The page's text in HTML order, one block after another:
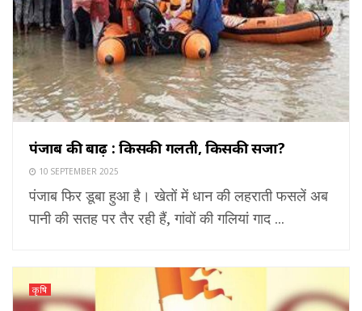
पंजाब की बाढ़ : किसकी गलती, किसकी सजा?
10 SEPTEMBER 2025
पंजाब फिर डूबा हुआ है। खेतों में धान की लहराती फसलें अब
पानी की सतह पर तैर रही हैं, गांवों की गलियां गाद ...
कृषि